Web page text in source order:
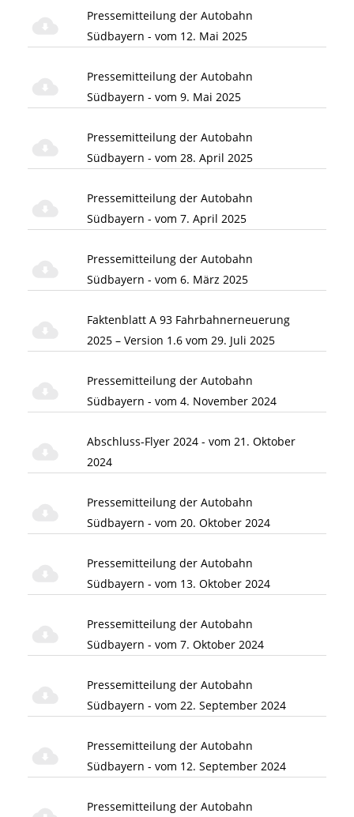
Pressemitteilung der Autobahn
Südbayern - vom 12. Mai 2025
Pressemitteilung der Autobahn
Südbayern - vom 9. Mai 2025
Pressemitteilung der Autobahn
Südbayern - vom 28. April 2025
Pressemitteilung der Autobahn
Südbayern - vom 7. April 2025
Pressemitteilung der Autobahn
Südbayern - vom 6. März 2025
Faktenblatt A 93 Fahrbahnerneuerung
2025 – Version 1.6 vom 29. Juli 2025
Pressemitteilung der Autobahn
Südbayern - vom 4. November 2024
Abschluss-Flyer 2024 - vom 21. Oktober
2024
Pressemitteilung der Autobahn
Südbayern - vom 20. Oktober 2024
Pressemitteilung der Autobahn
Südbayern - vom 13. Oktober 2024
Pressemitteilung der Autobahn
Südbayern - vom 7. Oktober 2024
Pressemitteilung der Autobahn
Südbayern - vom 22. September 2024
Pressemitteilung der Autobahn
Südbayern - vom 12. September 2024
Pressemitteilung der Autobahn